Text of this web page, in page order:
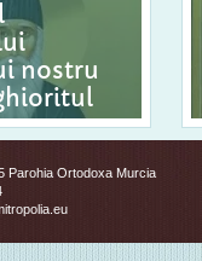
nostru
Parohia Ortodoxa Murcia